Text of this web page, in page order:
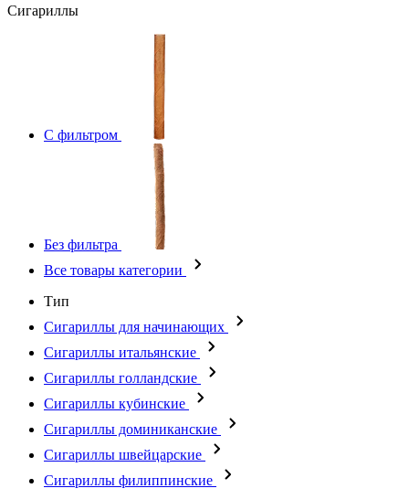
Сигариллы
С фильтром
Без фильтра
Все товары категории
Тип
Сигариллы для начинающих
Сигариллы итальянские
Сигариллы голландские
Сигариллы кубинские
Сигариллы доминиканские
Сигариллы швейцарские
Сигариллы филиппинские